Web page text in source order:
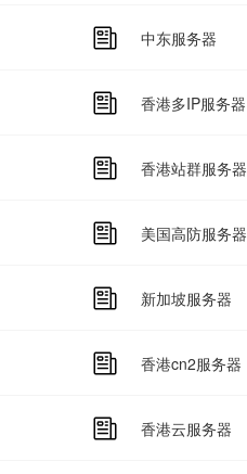
中东服务器
香港多IP服务器
香港站群服务器
美国高防服务器
新加坡服务器
香港cn2服务器
香港云服务器